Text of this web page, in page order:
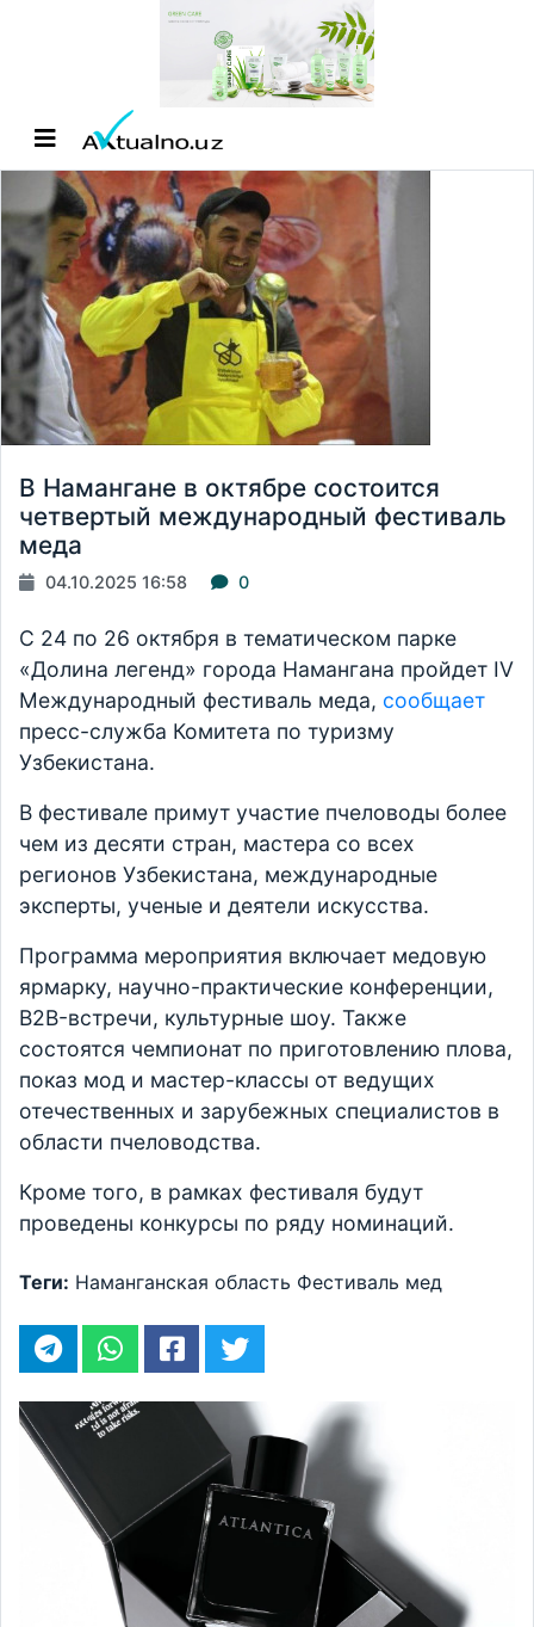
В Намангане в октябре состоится
четвертый международный фестиваль
меда
04.10.2025 16:58 0
С 24 по 26 октября в тематическом парке
«Долина легенд» города Намангана пройдет IV
Международный фестиваль меда, сообщает
пресс-служба Комитета по туризму
Узбекистана.
В фестивале примут участие пчеловоды более
чем из десяти стран, мастера со всех
регионов Узбекистана, международные
эксперты, ученые и деятели искусства.
Программа мероприятия включает медовую
ярмарку, научно-практические конференции,
B2B-встречи, культурные шоу. Также
состоятся чемпионат по приготовлению плова,
показ мод и мастер-классы от ведущих
отечественных и зарубежных специалистов в
области пчеловодства.
Кроме того, в рамках фестиваля будут
проведены конкурсы по ряду номинаций.
Теги: Наманганская область Фестиваль мед